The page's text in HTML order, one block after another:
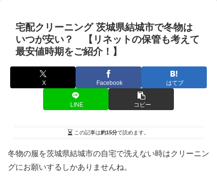
宅配クリーニング 茨城県結城市で冬物は
いつが安い？ 【リネットの保管も考えて
最安値時期をご紹介！】
X Facebook はてブ
LINE コピー
この記事は約15分で読めます。
冬物の服を茨城県結城市の自宅で洗えない時はクリーニン
グにお願いするしかありませんね。